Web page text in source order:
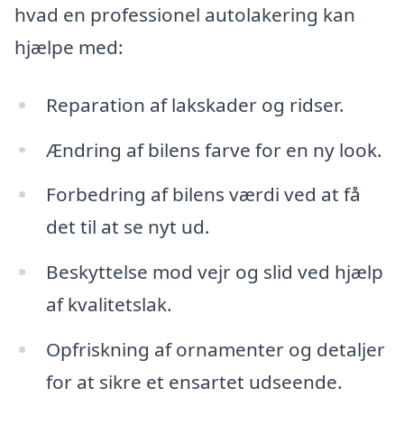
hvad en professionel autolakering kan
hjælpe med:
Reparation af lakskader og ridser.
Ændring af bilens farve for en ny look.
Forbedring af bilens værdi ved at få
det til at se nyt ud.
Beskyttelse mod vejr og slid ved hjælp
af kvalitetslak.
Opfriskning af ornamenter og detaljer
for at sikre et ensartet udseende.